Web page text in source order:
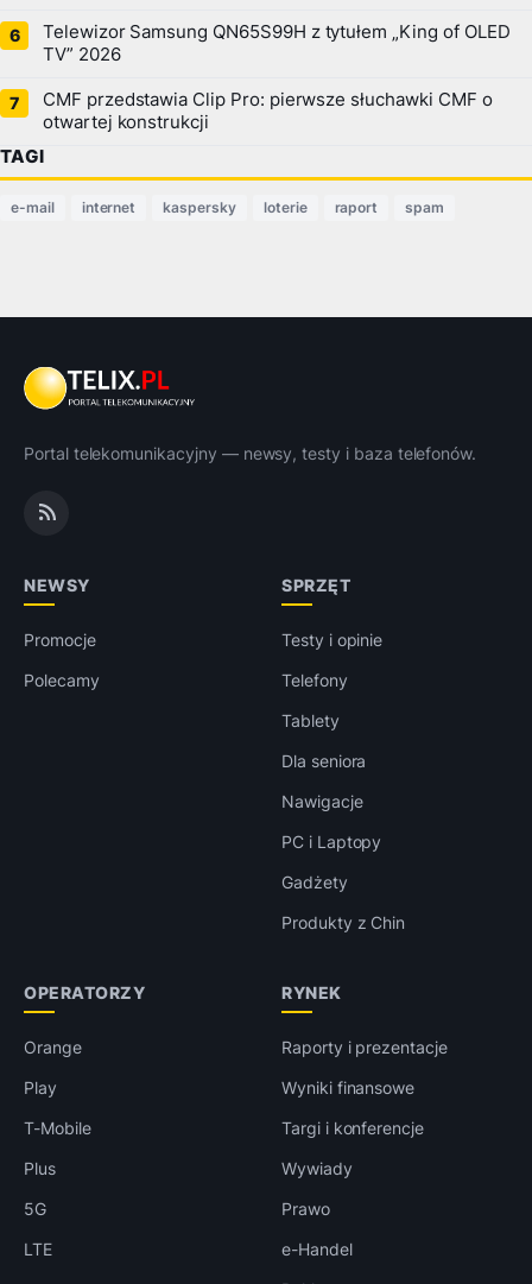
Telewizor Samsung QN65S99H z tytułem „King of OLED
TV” 2026
CMF przedstawia Clip Pro: pierwsze słuchawki CMF o
otwartej konstrukcji
TAGI
e-mail internet kaspersky loterie raport spam
Portal telekomunikacyjny — newsy, testy i baza telefonów.
NEWSY
Promocje
Polecamy
SPRZĘT
Testy i opinie
Telefony
Tablety
Dla seniora
Nawigacje
PC i Laptopy
Gadżety
Produkty z Chin
OPERATORZY
Orange
Play
T-Mobile
Plus
5G
LTE
RYNEK
Raporty i prezentacje
Wyniki finansowe
Targi i konferencje
Wywiady
Prawo
e-Handel